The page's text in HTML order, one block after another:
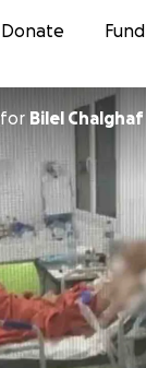
Skip to content
Donate
for Bilel Chalghaf